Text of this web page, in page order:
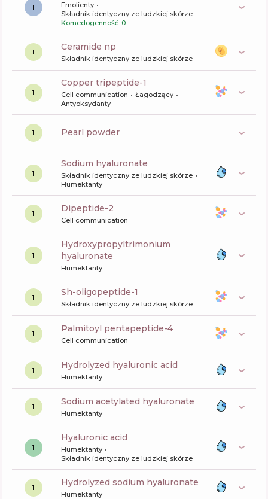
1
Emolienty
Składnik identyczny ze ludzkiej skórze
Komedogenność: 0
1 ceramide np
Składnik identyczny ze ludzkiej skórze
1
copper tripeptide-1
Cell communication
Łagodzący
Antyoksydanty
1 pearl powder
1
sodium hyaluronate
Składnik identyczny ze ludzkiej skórze
Humektanty
1 dipeptide-2
Cell communication
1
hydroxypropyltrimonium
hyaluronate
Humektanty
1 sh-oligopeptide-1
Składnik identyczny ze ludzkiej skórze
1 palmitoyl pentapeptide-4
Cell communication
1 hydrolyzed hyaluronic acid
Humektanty
1 sodium acetylated hyaluronate
Humektanty
1
hyaluronic acid
Humektanty
Składnik identyczny ze ludzkiej skórze
1 hydrolyzed sodium hyaluronate
Humektanty